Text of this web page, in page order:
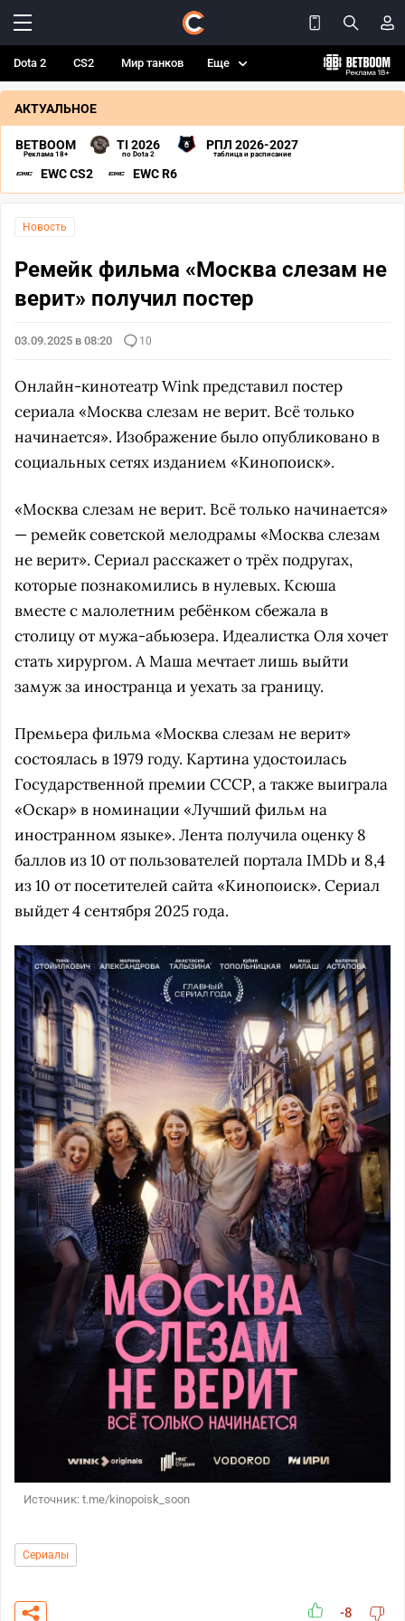
Dota 2 CS2 Мир танков Еще
АКТУАЛЬНОЕ
BETBOOM
Реклама 18+
TI 2026
по Dota 2
РПЛ 2026-2027
таблица и расписание
EWC CS2 EWC R6
Новость
Ремейк фильма «Москва слезам не
верит» получил постер
03.09.2025 в 08:20 10
Онлайн-кинотеатр Wink представил постер
сериала «Москва слезам не верит. Всё только
начинается». Изображение было опубликовано в
социальных сетях изданием «Кинопоиск».
«Москва слезам не верит. Всё только начинается»
— ремейк советской мелодрамы «Москва слезам
не верит». Сериал расскажет о трёх подругах,
которые познакомились в нулевых. Ксюша
вместе с малолетним ребёнком сбежала в
столицу от мужа-абьюзера. Идеалистка Оля хочет
стать хирургом. А Маша мечтает лишь выйти
замуж за иностранца и уехать за границу.
Премьера фильма «Москва слезам не верит»
состоялась в 1979 году. Картина удостоилась
Государственной премии СССР, а также выиграла
«Оскар» в номинации «Лучший фильм на
иностранном языке». Лента получила оценку 8
баллов из 10 от пользователей портала IMDb и 8,4
из 10 от посетителей сайта «Кинопоиск». Сериал
выйдет 4 сентября 2025 года.
Источник: t.me/kinopoisk_soon
Сериалы
-8